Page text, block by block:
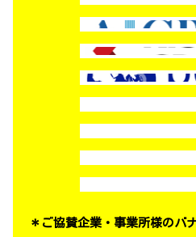
＊ご協賛企業・事業所様のバ